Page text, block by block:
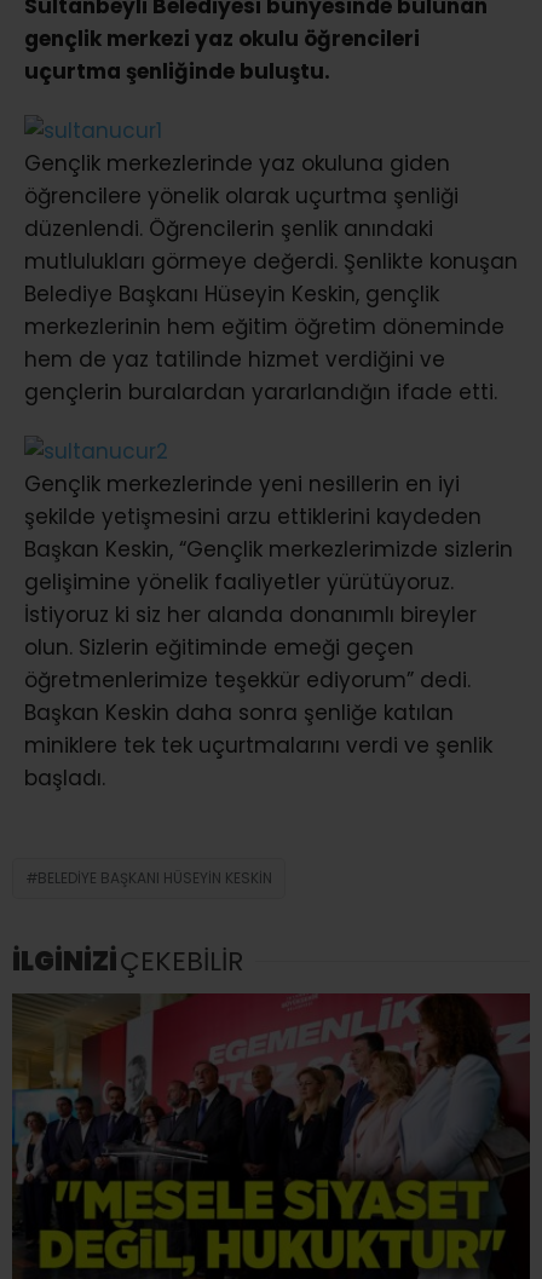
Sultanbeyli Belediyesi bünyesinde bulunan
gençlik merkezi yaz okulu öğrencileri
uçurtma şenliğinde buluştu.
Gençlik merkezlerinde yaz okuluna giden
öğrencilere yönelik olarak uçurtma şenliği
düzenlendi. Öğrencilerin şenlik anındaki
mutlulukları görmeye değerdi. Şenlikte konuşan
Belediye Başkanı Hüseyin Keskin, gençlik
merkezlerinin hem eğitim öğretim döneminde
hem de yaz tatilinde hizmet verdiğini ve
gençlerin buralardan yararlandığın ifade etti.
Gençlik merkezlerinde yeni nesillerin en iyi
şekilde yetişmesini arzu ettiklerini kaydeden
Başkan Keskin, “Gençlik merkezlerimizde sizlerin
gelişimine yönelik faaliyetler yürütüyoruz.
İstiyoruz ki siz her alanda donanımlı bireyler
olun. Sizlerin eğitiminde emeği geçen
öğretmenlerimize teşekkür ediyorum” dedi.
Başkan Keskin daha sonra şenliğe katılan
miniklere tek tek uçurtmalarını verdi ve şenlik
başladı.
BELEDIYE BAŞKANI HÜSEYIN KESKIN
İLGİNİZİÇEKEBİLİR